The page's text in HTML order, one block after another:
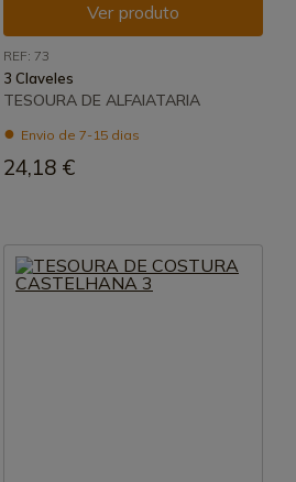
Ver produto
REF: 73
3 Claveles
TESOURA DE ALFAIATARIA
Envio de 7-15 dias
24,18 €